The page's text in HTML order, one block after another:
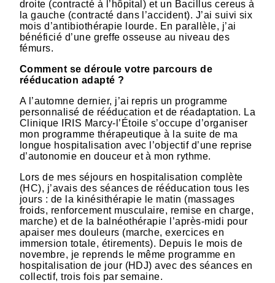
droite (contracté à l’hôpital) et un Bacillus cereus à
la gauche (contracté dans l’accident). J’ai suivi six
mois d’antibiothérapie lourde. En parallèle, j’ai
bénéficié d’une greffe osseuse au niveau des
fémurs.
Comment se déroule votre parcours de
rééducation adapté ?
A l’automne dernier, j’ai repris un programme
personnalisé de rééducation et de réadaptation. La
Clinique IRIS Marcy-l’Étoile s’occupe d’organiser
mon programme thérapeutique à la suite de ma
longue hospitalisation avec l’objectif d’une reprise
d’autonomie en douceur et à mon rythme.
Lors de mes séjours en hospitalisation complète
(HC), j’avais des séances de rééducation tous les
jours : de la kinésithérapie le matin (massages
froids, renforcement musculaire, remise en charge,
marche) et de la balnéothérapie l’après-midi pour
apaiser mes douleurs (marche, exercices en
immersion totale, étirements). Depuis le mois de
novembre, je reprends le même programme en
hospitalisation de jour (HDJ) avec des séances en
collectif, trois fois par semaine.